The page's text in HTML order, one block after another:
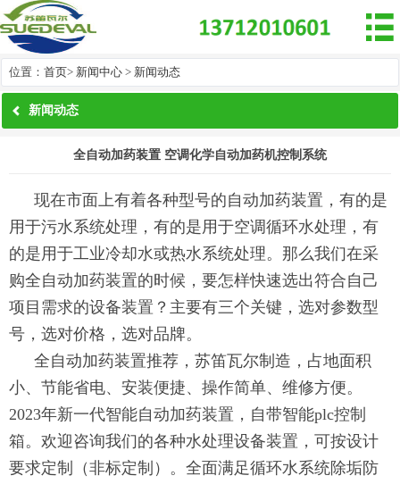

位置： 首页> 新闻中心 > 新闻动态
新闻动态
全自动加药装置 空调化学自动加药机控制系统
现在市面上有着各种型号的自动加药装置，有的是
用于污水系统处理，有的是用于空调循环水处理，有
的是用于工业冷却水或热水系统处理。那么我们在采
购全自动加药装置的时候，要怎样快速选出符合自己
项目需求的设备装置？主要有三个关键，选对参数型
号，选对价格，选对品牌。
全自动加药装置推荐，苏笛瓦尔制造，占地面积
小、节能省电、安装便捷、操作简单、维修方便。
2023年新一代智能自动加药装置，自带智能plc控制
箱。欢迎咨询我们的各种水处理设备装置，可按设计
要求定制（非标定制）。全面满足循环水系统除垢防